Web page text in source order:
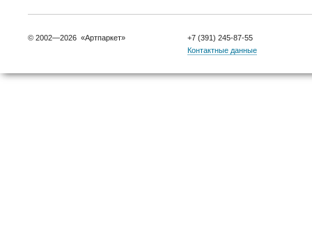
© 2002—2026 «Артпаркет»
+7 (391) 245-87-55
Контактные данные